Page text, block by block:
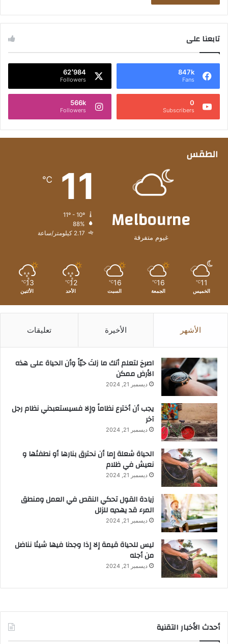
تابعنا على
847k
Fans
62٬984
Followers
0
Subscribers
566k
Followers
الطقس
Melbourne
غيوم متفرقة
11
℃
88%
2.17 كيلومتر/ساعة
11
℃
الخميس
16
℃
الجمعة
16
℃
السبت
12
℃
الأحد
13
℃
الأثنين
الأشهر الأخيرة تعليقات
‫اصرخ لتعلم أنك ما زلتَ حيّاً وأن الحياة على هذه
الأرض ممكن
ديسمبر 21, 2024
يجب أن أخترع نظاماً وإلا فسيستعبدني نظام رجل
آخر
ديسمبر 21, 2024
الحياة شعلة إما أن نحترق بنارها أو نطفئها و
نعيش في ظلام
ديسمبر 21, 2024
زيادة القول تحكي النقص في العمل ومنطق
المرء قد يهديه للزلل
ديسمبر 21, 2024
ليس للحياة قيمة إلا إذا وجدنا فيها شيئا نناضل
من أجله
ديسمبر 21, 2024
أحدث الأخبار التقنية